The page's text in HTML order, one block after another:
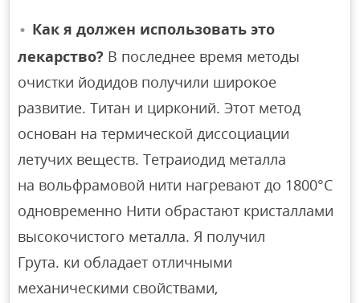
Как я должен использовать это
лекарство? В последнее время методы
очистки йодидов получили широкое
развитие. Титан и цирконий. Этот метод
основан на термической диссоциации
летучих веществ. Тетраиодид металла
на вольфрамовой нити нагревают до 1800°C
одновременно Нити обрастают кристаллами
высокочистого металла. Я получил
Грута. ки обладает отличными
механическими свойствами,